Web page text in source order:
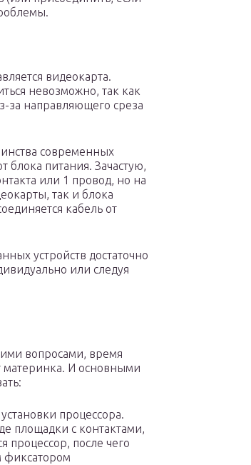
видеокарта.
невозможно, так как
за направляющего среза
современных
блока питания. Зачастую,
или 1 провод, но на
так и блока
кабель от
устройств достаточно
или следуя
вопросами, время
материнка. И основными
процессора.
площадки с контактами,
процессор, после чего
фиксатором